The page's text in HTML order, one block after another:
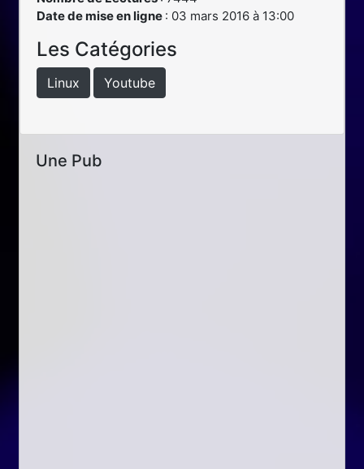
Date de mise en ligne : 03 mars 2016 à 13:00
Les Catégories
Linux Youtube
Une Pub